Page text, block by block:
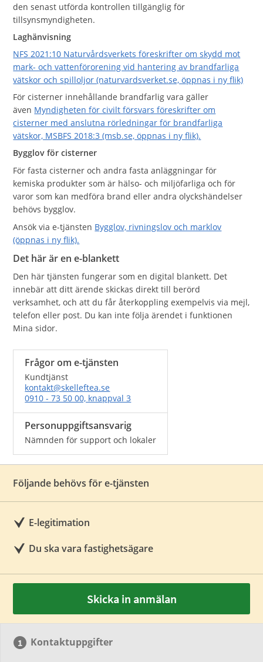
den senast utförda kontrollen tillgänglig för
tillsynsmyndigheten.
Laghänvisning
NFS 2021:10 Naturvårdsverkets föreskrifter om skydd mot
mark- och vattenförorening vid hantering av brandfarliga
vätskor och spilloljor (naturvardsverket.se, öppnas i ny flik)
För cisterner innehållande brandfarlig vara gäller
även Myndigheten för civilt försvars föreskrifter om
cisterner med anslutna rörledningar för brandfarliga
vätskor, MSBFS 2018:3 (msb.se, öppnas i ny flik).
Bygglov för cisterner
För fasta cisterner och andra fasta anläggningar för
kemiska produkter som är hälso- och miljöfarliga och för
varor som kan medföra brand eller andra olyckshändelser
behövs bygglov.
Ansök via e-tjänsten Bygglov, rivningslov och marklov
(öppnas i ny flik).
Det här är en e-blankett
Den här tjänsten fungerar som en digital blankett. Det
innebär att ditt ärende skickas direkt till berörd
verksamhet, och att du får återkoppling exempelvis via mejl,
telefon eller post. Du kan inte följa ärendet i funktionen
Mina sidor.
Frågor om e-tjänsten
Kundtjänst
kontakt@skelleftea.se
0910 - 73 50 00, knappval 3
Personuppgiftsansvarig
Nämnden för support och lokaler
Följande behövs för e-tjänsten
E-legitimation
Du ska vara fastighetsägare
Skicka in anmälan
Kontaktuppgifter